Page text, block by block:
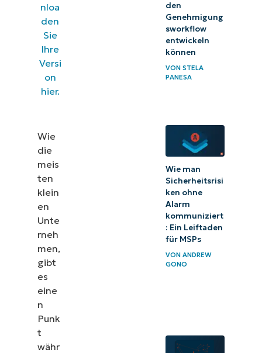
nloa
den
Sie
Ihre
Versi
on
hier.
Wie
die
meis
ten
klein
en
Unte
rneh
men,
gibt
es
eine
n
Punk
t
währ
den
Genehmigung
sworkflow
entwickeln
können
VONSTELA
PANESA
Wie man
Sicherheitsrisi
ken ohne
Alarm
kommuniziert
: Ein Leiftaden
für MSPs
VONANDREW
GONO